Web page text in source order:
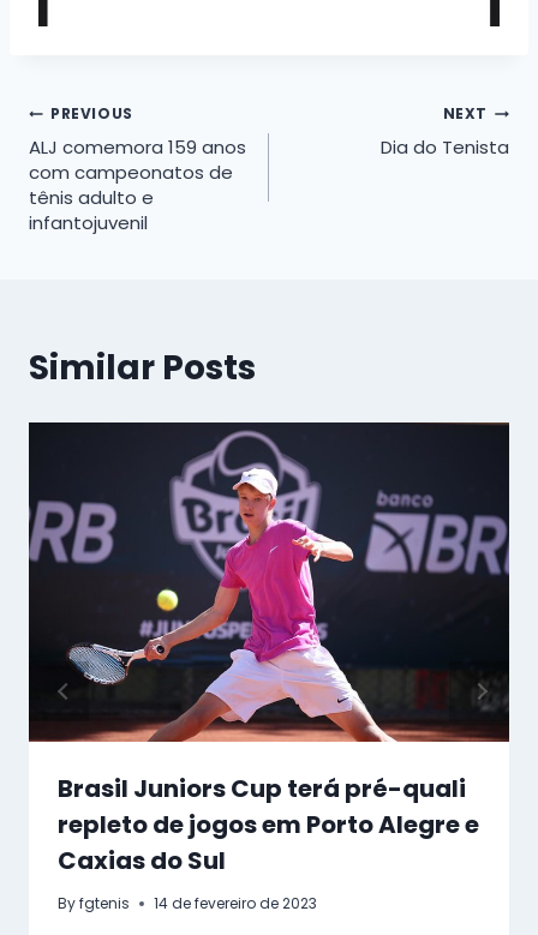
Navegação
de
Post
PREVIOUS
ALJ comemora 159 anos
com campeonatos de
tênis adulto e
infantojuvenil
NEXT
Dia do Tenista
Similar Posts
Brasil Juniors Cup terá pré-quali
repleto de jogos em Porto Alegre e
Caxias do Sul
Byfgtenis 14 de fevereiro de 2023